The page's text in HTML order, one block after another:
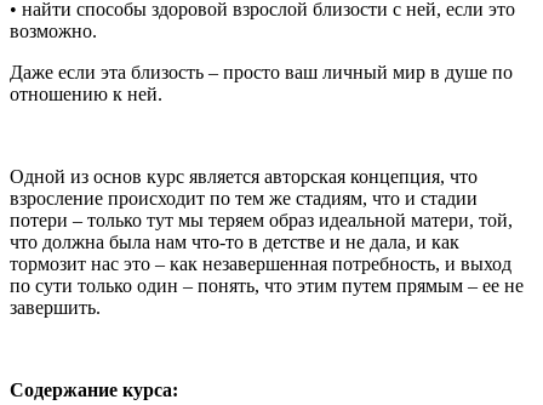
• найти способы здоровой взрослой близости с ней, если это
возможно.
Даже если эта близость – просто ваш личный мир в душе по
отношению к ней.
Одной из основ курс является авторская концепция, что
взросление происходит по тем же стадиям, что и стадии
потери – только тут мы теряем образ идеальной матери, той,
что должна была нам что-то в детстве и не дала, и как
тормозит нас это – как незавершенная потребность, и выход
по сути только один – понять, что этим путем прямым – ее не
завершить.
Содержание курса: